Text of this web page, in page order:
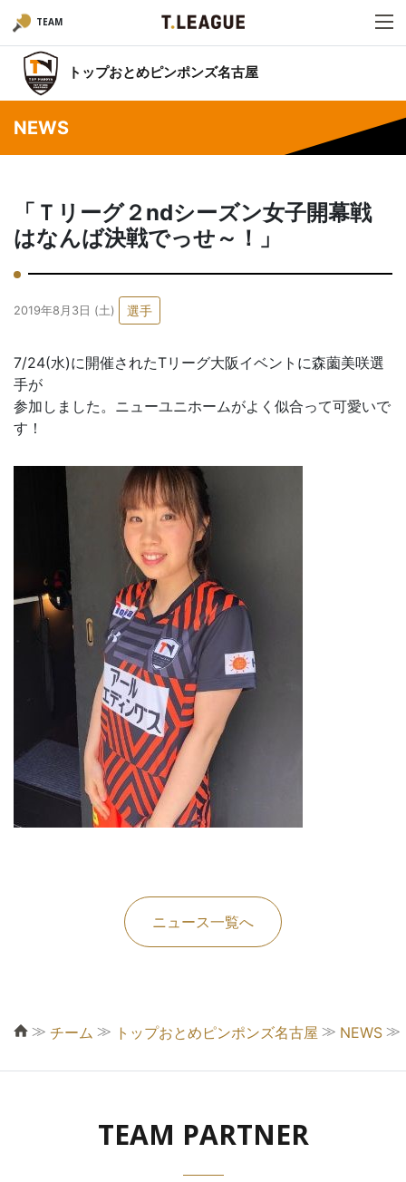
TEAM
トップおとめピンポンズ名古屋
NEWS
「Ｔリーグ２ndシーズン女子開幕戦
はなんば決戦でっせ～！」
2019年8月3日 (土) 選手
7/24(水)に開催されたTリーグ大阪イベントに森薗美咲選
手が
参加しました。ニューユニホームがよく似合って可愛いで
す！
ニュース一覧へ
≫ チーム ≫ トップおとめピンポンズ名古屋 ≫ NEWS ≫
TEAM PARTNER